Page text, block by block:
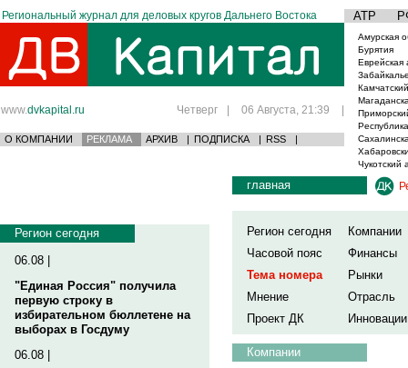
Региональный журнал для деловых кругов Дальнего Востока АТР
www.dvkapital.ru Четверг | 06 Августа, 21:39 |
О КОМПАНИИ РЕКЛАМА АРХИВ | ПОДПИСКА | RSS |
Амурская
Бурятия
Еврейская
Чукотский
Регион сегодня
06.08 |
"Единая Россия" получила
первую строку в
избирательном бюллетене на
выборах в Госдуму
06.08 |
главная
Регион сегодня
Компании
Часовой пояс
Финансы
Тема номера
Рынки
Мнение
Отрасль
Проект ДК
Инновации
Компании